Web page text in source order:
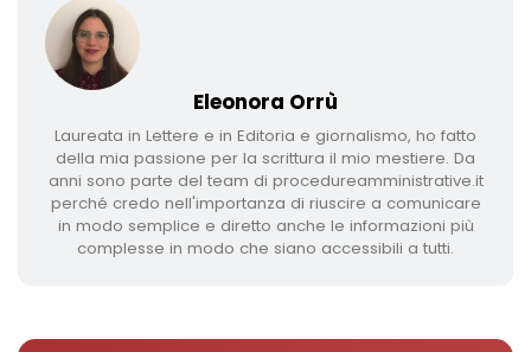
Eleonora Orrù
Laureata in Lettere e in Editoria e giornalismo, ho fatto
della mia passione per la scrittura il mio mestiere. Da
anni sono parte del team di procedureamministrative.it
perché credo nell'importanza di riuscire a comunicare
in modo semplice e diretto anche le informazioni più
complesse in modo che siano accessibili a tutti.